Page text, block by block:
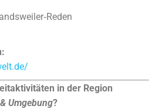
in der Region
Umgebung?